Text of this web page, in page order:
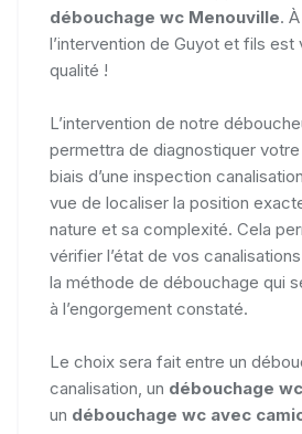
débouchage wc Menouville.
l’intervention de Guyot et fils est
qualité !
L’intervention de notre
permettra de diagnostiquer
biais d’une inspection
vue de localiser la position
nature et sa complexité. Cela
vérifier l’état de vos
la méthode de débouchage qui
à l’engorgement constaté.
Le choix sera fait entre un
canalisation, un débouchage
un débouchage wc avec